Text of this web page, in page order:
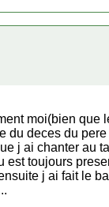
moi(bien que
du deces du
j ai chanter au
toujours
j ai fait le